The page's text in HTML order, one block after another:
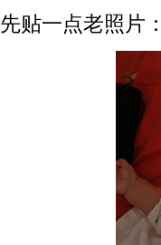
先贴一点老照片